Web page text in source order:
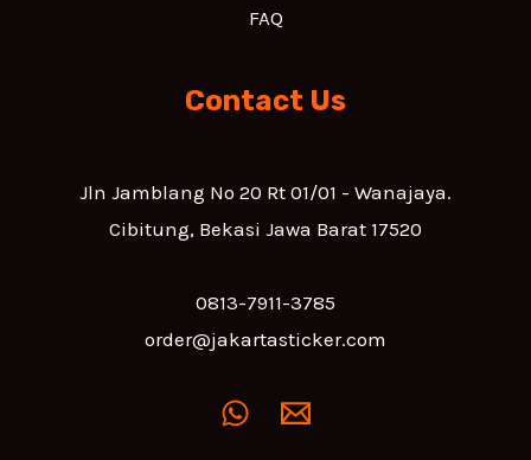
FAQ
Contact Us
Jln Jamblang No 20 Rt 01/01 - Wanajaya.
Cibitung, Bekasi Jawa Barat 17520
0813-7911-3785
order@jakartasticker.com